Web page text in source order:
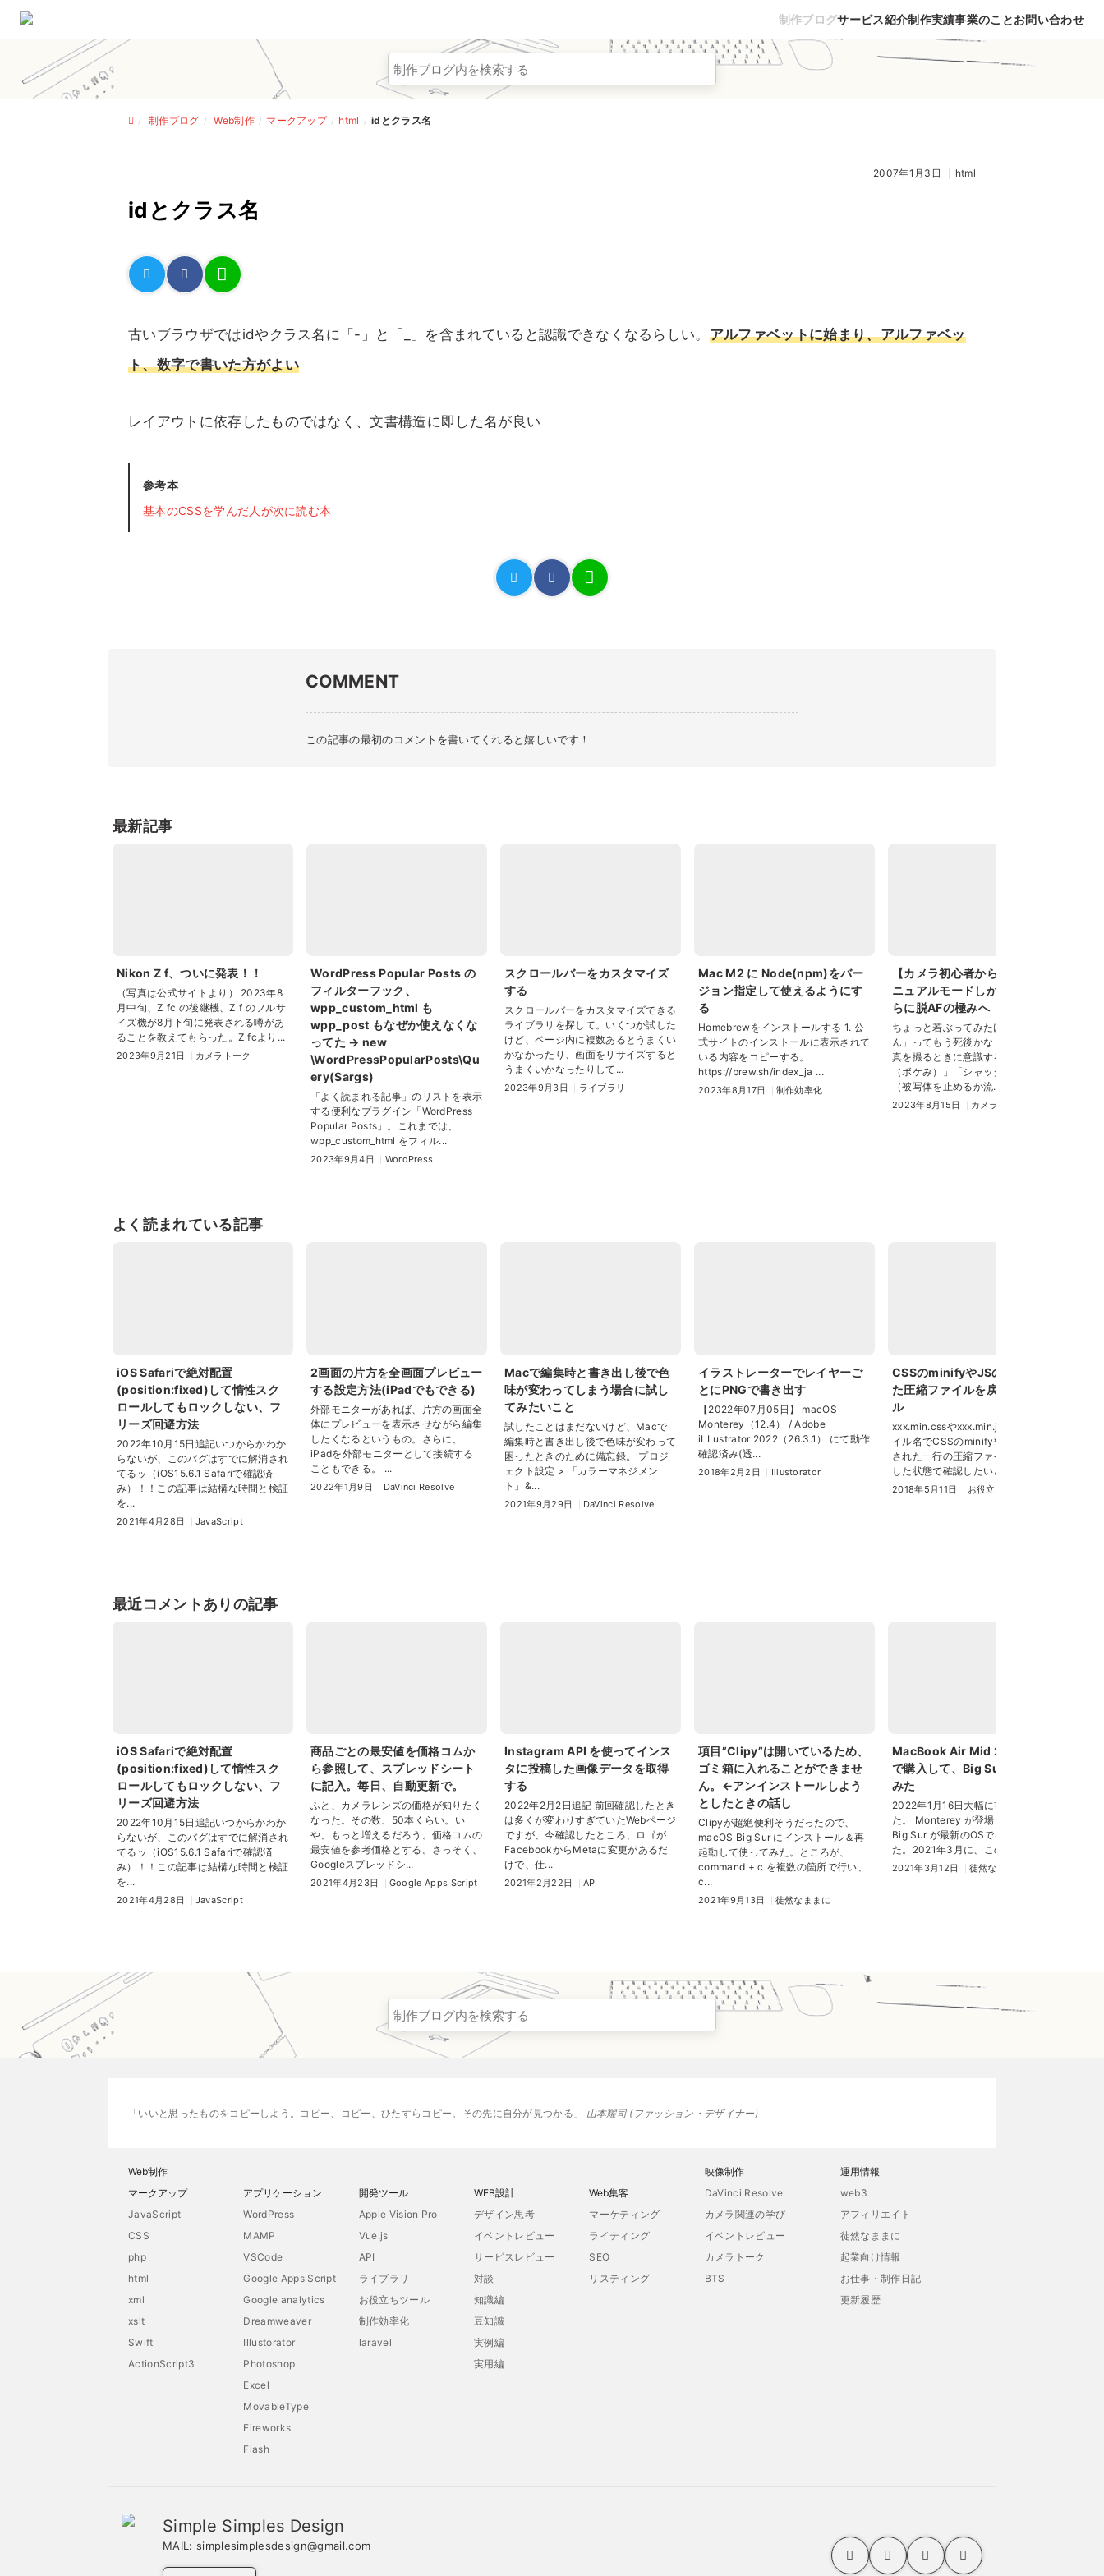
制作ブログサービス紹介制作実績事業のことお問い合わせ
制作ブログ Web制作 マークアップ html idとクラス名
2007年1月3日 html
idとクラス名
古いブラウザではidやクラス名に「-」と「_」を含まれていると認識できなくなるらしい。 アルファベットに始まり、アルファベッ
ト、数字で書いた方がよい
レイアウトに依存したものではなく、文書構造に即した名が良い
参考本
基本のCSSを学んだ人が次に読む本
COMMENT
この記事の最初のコメントを書いてくれると嬉しいです！
最新記事
Nikon Z f、ついに発表！！
（写真は公式サイトより） 2023年8
月中旬、Z fc の後継機、Z f のフルサ
イズ機が8月下旬に発表される噂があ
ることを教えてもらった。Z fcより...
2023年9月21日 カメラトーク
WordPress Popular Posts の
フィルターフック、
wpp_custom_html も
wpp_post もなぜか使えなくな
ってた → new
\WordPressPopularPosts\Qu
ery($args)
「よく読まれる記事」のリストを表示
する便利なプラグイン「WordPress
Popular Posts」。これまでは、
wpp_custom_html をフィル...
2023年9月4日 WordPress
スクロールバーをカスタマイズ
する
スクロールバーをカスタマイズできる
ライブラリを探して。いくつか試した
けど、ページ内に複数あるとうまくい
かなかったり、画面をリサイズすると
うまくいかなったりして...
2023年9月3日 ライブラリ
Mac M2 に Node(npm)をバー
ジョン指定して使えるようにす
る
Homebrewをインストールする 1. 公
式サイトのインストールに表示されて
いる内容をコピーする。
https://brew.sh/index_ja ...
2023年8月17日 制作効率化
【カメラ初心者からの脱却】マ
ニュアルモードしか勝たん。さ
らに脱AFの極みへ
ちょっと若ぶってみたけど、「勝た
ん」ってもう死後かな？！ さて。写
真を撮るときに意識するのは、「絞り
（ボケみ）」「シャッタースピード
（被写体を止めるか流...
2023年8月15日 カメラトーク
よく読まれている記事
iOS Safariで絶対配置
(position:fixed)して惰性スク
ロールしてもロックしない、フ
リーズ回避方法
2022年10月15日追記いつからかわか
らないが、このバグはすでに解消され
てるッ（iOS15.6.1 Safariで確認済
み）！！この記事は結構な時間と検証
を...
2021年4月28日 JavaScript
2画面の片方を全画面プレビュー
する設定方法(iPadでもできる)
外部モニターがあれば、片方の画面全
体にプレビューを表示させながら編集
したくなるというもの。さらに、
iPadを外部モニターとして接続する
こともできる。 ...
2022年1月9日 DaVinci Resolve
Macで編集時と書き出し後で色
味が変わってしまう場合に試し
てみたいこと
試したことはまだないけど、Macで
編集時と書き出し後で色味が変わって
困ったときのために備忘録。 プロジ
ェクト設定 > 「カラーマネジメン
ト」&...
2021年9月29日 DaVinci Resolve
イラストレーターでレイヤーご
とにPNGで書き出す
【2022年07月05日】 macOS
Monterey（12.4） / Adobe
iLLustrator 2022（26.3.1） にて動作
確認済み(透...
2018年2月2日 Illustorator
CSSのminifyやJSの難読化され
た圧縮ファイルを戻すWebツー
ル
xxx.min.cssやxxx.min.jsのようなファ
イル名でCSSのminifyやJSの難読化
された一行の圧縮ファイルを見やすく
した状態で確認したいとき。 ...
2018年5月11日 お役立ちツール
最近コメントありの記事
iOS Safariで絶対配置
(position:fixed)して惰性スク
ロールしてもロックしない、フ
リーズ回避方法
2022年10月15日追記いつからかわか
らないが、このバグはすでに解消され
てるッ（iOS15.6.1 Safariで確認済
み）！！この記事は結構な時間と検証
を...
2021年4月28日 JavaScript
商品ごとの最安値を価格コムか
ら参照して、スプレッドシート
に記入。毎日、自動更新で。
ふと、カメラレンズの価格が知りたく
なった。その数、50本くらい。い
や、もっと増えるだろう。価格コムの
最安値を参考価格とする。さっそく、
Googleスプレッドシ...
2021年4月23日 Google Apps Script
Instagram API を使ってインス
タに投稿した画像データを取得
する
2022年2月2日追記 前回確認したとき
は多くが変わりすぎていたWebページ
ですが、今確認したところ、ロゴが
FacebookからMetaに変更があるだ
けで、仕...
2021年2月22日 API
項目”Clipy”は開いているため、
ゴミ箱に入れることができませ
ん。←アンインストールしよう
としたときの話し
Clipyが超絶便利そうだったので、
macOS Big Sur にインストール＆再
起動して使ってみた。ところが、
command + c を複数の箇所で行い、
c...
2021年9月13日 徒然なままに
MacBook Air Mid 2013 を中古
で購入して、Big Sur を入れて
みた
2022年1月16日大幅に書き直しまし
た。 Monterey が登場したことで、
Big Sur が最新のOSではなくなっ
た。2021年3月に、この記事で...
2021年3月12日 徒然なままに
いいと思ったものをコピーしよう。コピー、コピー、ひたすらコピー。その先に自分が見つかる 山本耀司 ファッション・デザイナー
Web制作
マークアップ
JavaScript
CSS
php
html
xml
xslt
Swift
ActionScript3
アプリケーション
WordPress
MAMP
VSCode
Google Apps Script
Google analytics
Dreamweaver
Illustorator
Photoshop
Excel
MovableType
Fireworks
Flash
開発ツール
Apple Vision Pro
Vue.js
API
ライブラリ
お役立ちツール
制作効率化
laravel
WEB設計
デザイン思考
イベントレビュー
サービスレビュー
対談
知識編
豆知識
実例編
実用編
Web集客
マーケティング
ライティング
SEO
リスティング
映像制作
DaVinci Resolve
カメラ関連の学び
イベントレビュー
カメラトーク
BTS
運用情報
web3
アフィリエイト
徒然なままに
起業向け情報
お仕事・制作日記
更新履歴
Simple Simples Design
MAIL: simplesimplesdesign@gmail.com